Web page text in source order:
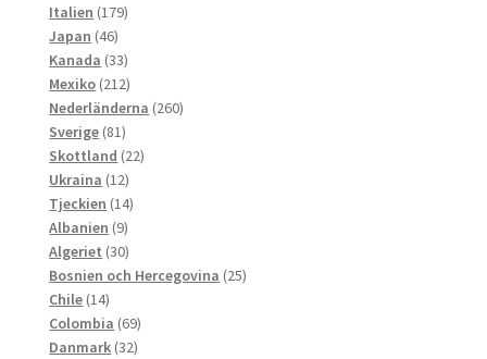
Italien 179179
Japan 4646
produkter
Kanada 3333
produkter
Mexiko 212212
produkter
Nederländerna 260260
Sverige 8181
produkter
Skottland 2222
Ukraina 1212
produkter
Tjeckien 1414
Albanien 99
produkter
Algeriet 3030
produkter
Bosnien och Hercegovina 2525
Chile 1414
produkter
Colombia 6969
produkter
Danmark 3232